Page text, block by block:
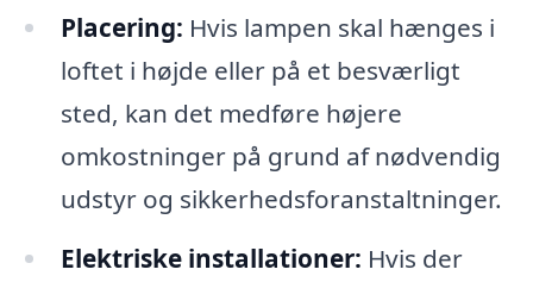
Placering: Hvis lampen skal hænges i
loftet i højde eller på et besværligt
sted, kan det medføre højere
omkostninger på grund af nødvendig
udstyr og sikkerhedsforanstaltninger.
Elektriske installationer: Hvis der